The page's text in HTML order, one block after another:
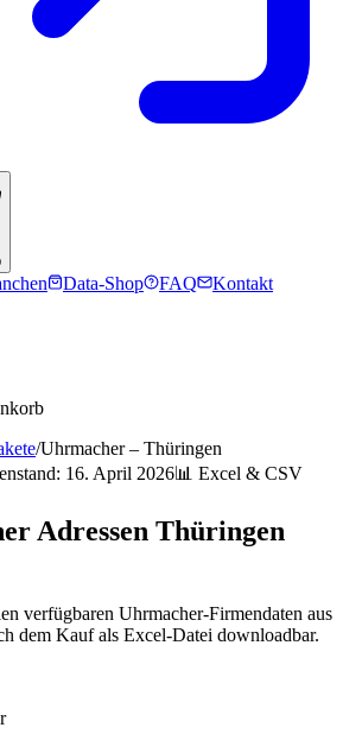
Data-Shop FAQ
Kontakt
/Uhrmacher– Thüringen
16. April 2026📊 Excel & CSV
Adressen Thüringen
verfügbaren Uhrmacher-Firmendaten aus
dem Kauf als Excel-Datei downloadbar.